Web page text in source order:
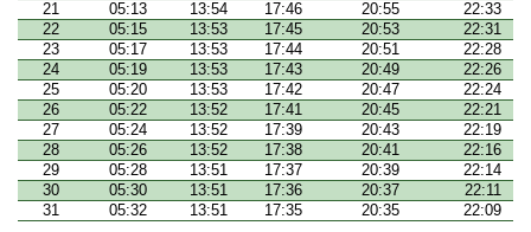
21
05:13 13:54 17:46 20:55
22:33
22
05:15 13:53 17:45 20:53
22:31
23
05:17 13:53 17:44 20:51
22:28
24
05:19 13:53 17:43 20:49
22:26
25
05:20 13:53 17:42 20:47
22:24
26
05:22 13:52 17:41 20:45
22:21
27
05:24 13:52 17:39 20:43
22:19
28
05:26 13:52 17:38 20:41
22:16
29
05:28 13:51 17:37 20:39
22:14
30
05:30 13:51 17:36 20:37
22:11
31
05:32 13:51 17:35 20:35 22:09